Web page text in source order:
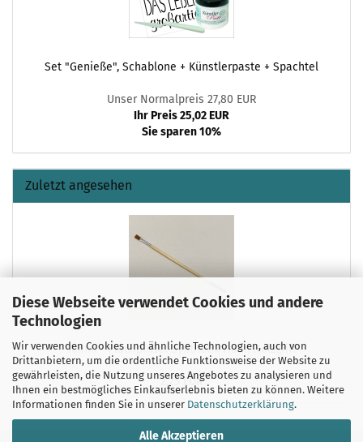
Diese Webseite verwendet Cookies und andere
Technologien
Wir verwenden Cookies und ähnliche Technologien, auch von
Drittanbietern, um die ordentliche Funktionsweise der Website zu
gewährleisten, die Nutzung unseres Angebotes zu analysieren und
Ihnen ein bestmögliches Einkaufserlebnis bieten zu können. Weitere
Informationen finden Sie in unserer Datenschutzerklärung.
Alle Akzeptieren
Set "Genieße", Schablone + Künstlerpaste + Spachtel
Unser Normalpreis 27,80 EUR
Ihr Preis 25,02 EUR
Sie sparen 10%
Zuletzt angesehen
10mm - Flachpinsel Synthetik Haar, Holzgriff
2,25 EUR